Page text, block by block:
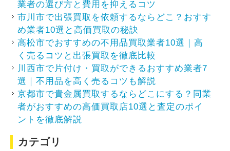
業者の選び方と費用を抑えるコツ
市川市で出張買取を依頼するならどこ？おすす
め業者10選と高価買取の秘訣
高松市でおすすめの不用品買取業者10選｜高
く売るコツと出張買取を徹底比較
川西市で片付け・買取ができるおすすめ業者7
選｜不用品を高く売るコツも解説
京都市で貴金属買取するならどこにする？同業
者がおすすめの高価買取店10選と査定のポイ
ントを徹底解説
カテゴリ